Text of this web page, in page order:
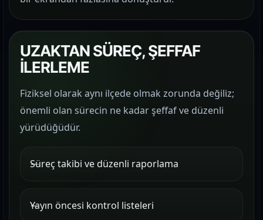
UZAKTAN SÜREÇ, ŞEFFAF
İLERLEME
Fiziksel olarak aynı ilçede olmak zorunda değiliz;
önemli olan sürecin ne kadar şeffaf ve düzenli
yürüdüğüdür.
Süreç takibi ve düzenli raporlama
Yayın öncesi kontrol listeleri